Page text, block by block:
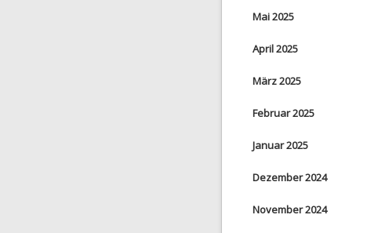
Mai 2025
April 2025
März 2025
Februar 2025
Januar 2025
Dezember 2024
November 2024